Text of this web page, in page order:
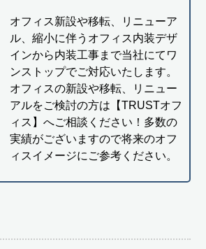
オフィス新設や移転、リニューア
ル、縮小に伴うオフィス内装デザ
インから内装工事まで当社にてワ
ンストップでご対応いたします。
オフィスの新設や移転、リニュー
アルをご検討の方は【TRUSTオフ
ィス】へご相談ください！多数の
実績がございますので将来のオフ
ィスイメージにご参考ください。